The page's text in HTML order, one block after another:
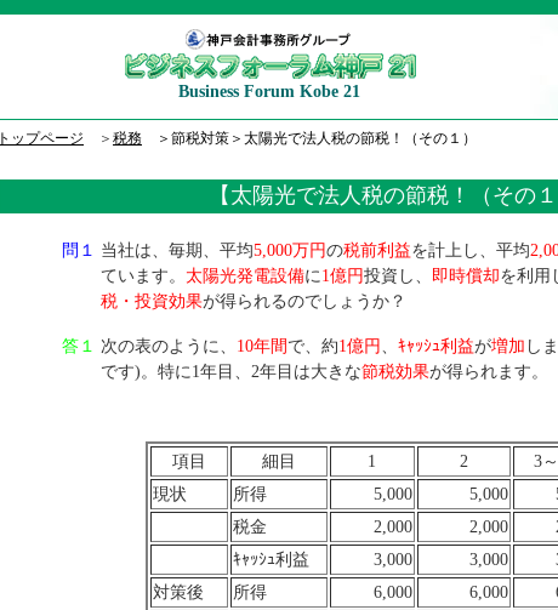
Business Forum Kobe 21
トップページ ＞ 税務 ＞節税対策＞太陽光で法人税の節税！（その１）
【太陽光で法人税の節税！（その１
問１ 当社は、毎期、平均5,000万円の税前利益を計上し、平均
ています。 太陽光発電設備に1億円投資し、 即時償却を利用
税・投資効果が得られるのでしょうか？
答１ 次の表のように、 10年間 で、約1億円 、 ｷｬｯｼｭ利益が増加 し
です)。特に1年目、2年目は大きな節税効果が得られます。
項目 細目 1 2 3
現状
所得 5,000 5,000
税金
2,000 2,000
ｷｬｯｼｭ利益
3,000 3,000
対策後
所得 6,000 6,000